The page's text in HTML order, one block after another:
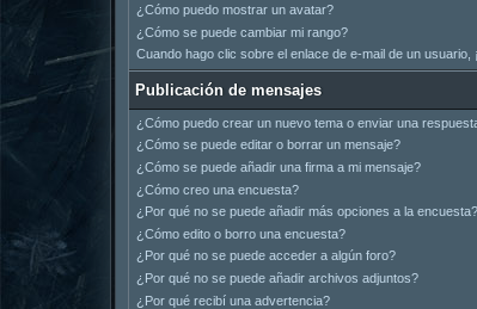
¿Cómo puedo mostrar un avatar?
¿Cómo se puede cambiar mi rango?
Cuando hago clic sobre el enlace de e-mail de un usuario,
Publicación de mensajes
¿Cómo puedo crear un nuevo tema o enviar una
¿Cómo se puede editar o borrar un mensaje?
¿Cómo se puede añadir una firma a mi mensaje?
¿Cómo creo una encuesta?
¿Por qué no se puede añadir más opciones a la encuesta?
¿Cómo edito o borro una encuesta?
¿Por qué no se puede acceder a algún foro?
¿Por qué no se puede añadir archivos adjuntos?
¿Por qué recibí una advertencia?